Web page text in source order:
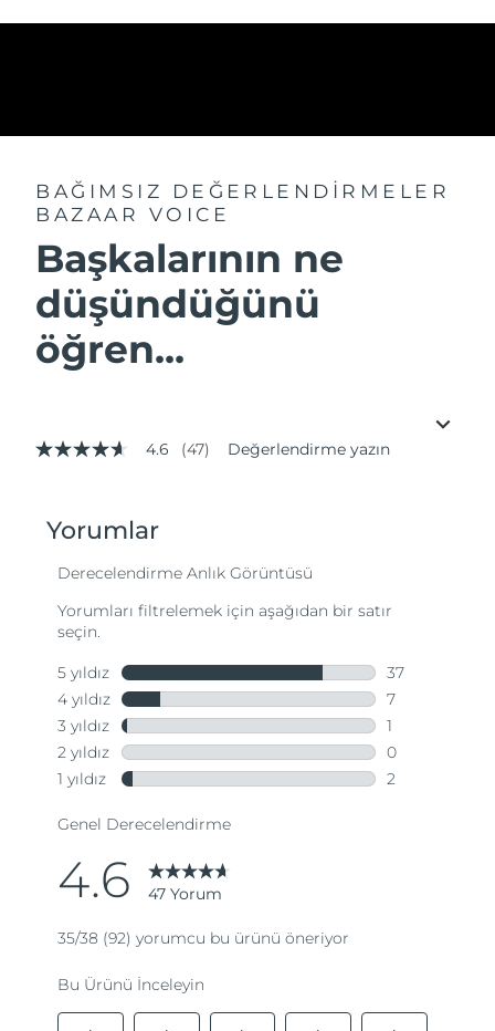
BAĞIMSIZ DEĞERLENDİRMELER
BAZAAR VOICE
Başkalarının ne
düşündüğünü
öğren...
5
ortalama
değeri.
Read
Reviews.
Aynı
bağlantısı.
4.6 (47) Değerlendirme yazın